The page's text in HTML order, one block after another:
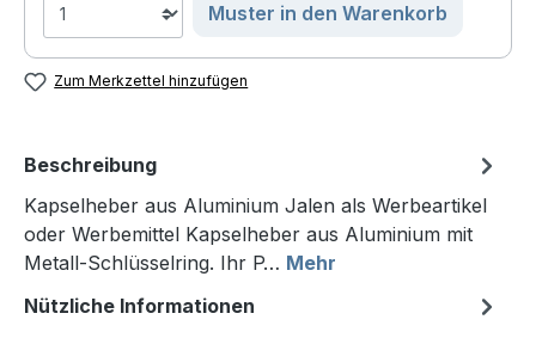
Muster in den Warenkorb
Zum Merkzettel hinzufügen
Beschreibung
Kapselheber aus Aluminium Jalen als Werbeartikel
oder Werbemittel Kapselheber aus Aluminium mit
Metall-Schlüsselring. Ihr P… Mehr
Nützliche Informationen